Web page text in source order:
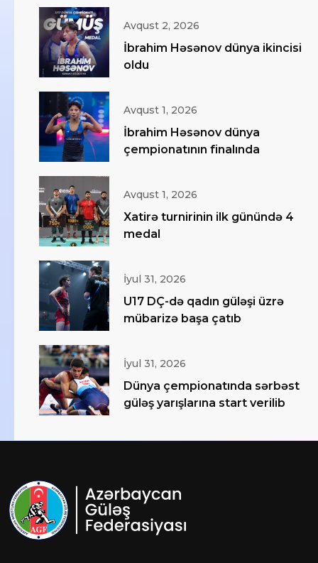
Avqust 2, 2026
İbrahim Həsənov dünya ikincisi
oldu
Avqust 1, 2026
İbrahim Həsənov dünya
çempionatının finalında
Avqust 1, 2026
Xatirə turnirinin ilk günündə 4
medal
İyul 31, 2026
U17 DÇ-də qadın güləşi üzrə
mübarizə başa çatıb
İyul 31, 2026
Dünya çempionatında sərbəst
güləş yarışlarına start verilib